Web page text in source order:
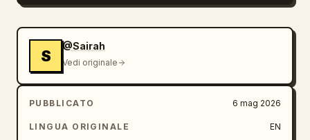
naturale soffusa, estetica accogliente e
adatta ai social media, alta risoluzione,
ombre minime.
S
@Sairah
Vedi originale
PUBBLICATO 6 mag 2026
LINGUA ORIGINALE EN